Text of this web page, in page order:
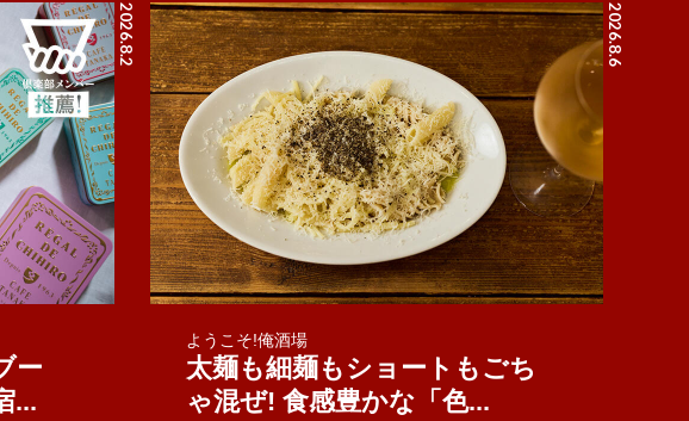
2026.8.2
ー
...
2026.8.6
ようこそ!俺酒場
太麺も細麺もショートもごち
ゃ混ぜ! 食感豊かな「色...